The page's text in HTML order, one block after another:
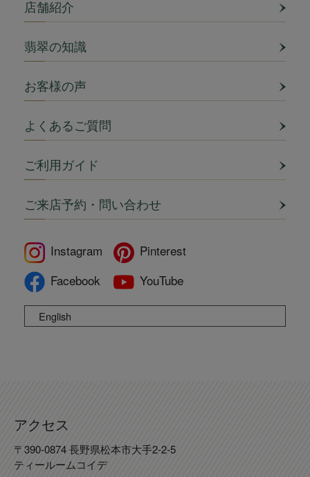
店舗紹介
翡翠の知識
お客様の声
よくあるご質問
ご利用ガイド
ご来店予約・問い合わせ
Instagram
Pinterest
Facebook
YouTube
English
アクセス
〒390-0874 長野県松本市大手2-2-5
ティールームコイデ